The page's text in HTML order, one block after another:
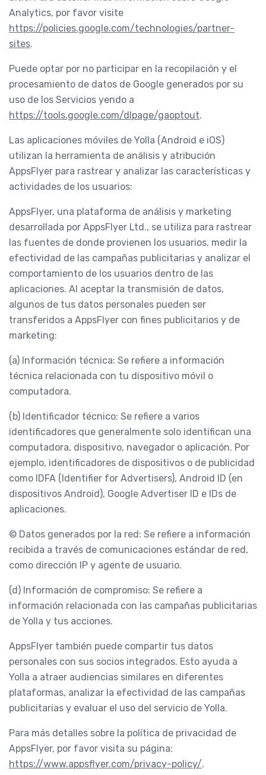
Analytics, por favor visite
https://policies.google.com/technologies/partner-
sites.
Puede optar por no participar en la recopilación y el
procesamiento de datos de Google generados por su
uso de los Servicios yendo a
https://tools.google.com/dlpage/gaoptout.
Las aplicaciones móviles de Yolla (Android e iOS)
utilizan la herramienta de análisis y atribución
AppsFlyer para rastrear y analizar las características y
actividades de los usuarios:
AppsFlyer, una plataforma de análisis y marketing
desarrollada por AppsFlyer Ltd., se utiliza para rastrear
las fuentes de donde provienen los usuarios, medir la
efectividad de las campañas publicitarias y analizar el
comportamiento de los usuarios dentro de las
aplicaciones. Al aceptar la transmisión de datos,
algunos de tus datos personales pueden ser
transferidos a AppsFlyer con fines publicitarios y de
marketing:
(a) Información técnica: Se refiere a información
técnica relacionada con tu dispositivo móvil o
computadora.
(b) Identificador técnico: Se refiere a varios
identificadores que generalmente solo identifican una
computadora, dispositivo, navegador o aplicación. Por
ejemplo, identificadores de dispositivos o de publicidad
como IDFA (Identifier for Advertisers), Android ID (en
dispositivos Android), Google Advertiser ID e IDs de
aplicaciones.
© Datos generados por la red: Se refiere a información
recibida a través de comunicaciones estándar de red,
como dirección IP y agente de usuario.
(d) Información de compromiso: Se refiere a
información relacionada con las campañas publicitarias
de Yolla y tus acciones.
AppsFlyer también puede compartir tus datos
personales con sus socios integrados. Esto ayuda a
Yolla a atraer audiencias similares en diferentes
plataformas, analizar la efectividad de las campañas
publicitarias y evaluar el uso del servicio de Yolla.
Para más detalles sobre la política de privacidad de
AppsFlyer, por favor visita su página:
https://www.appsflyer.com/privacy-policy/.